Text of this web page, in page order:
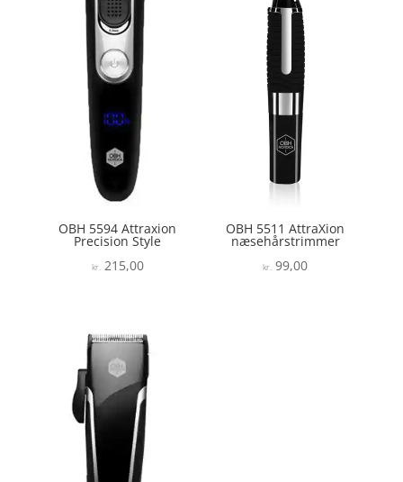
OBH 5594 Attraxion
Precision Style
kr.215,00
OBH 5511 AttraXion
næsehårstrimmer
kr. 99,00